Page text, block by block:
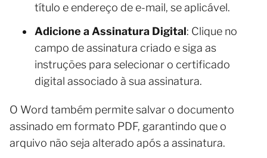
título e endereço de e-mail, se aplicável.
Adicione a Assinatura Digital: Clique no
campo de assinatura criado e siga as
instruções para selecionar o certificado
digital associado à sua assinatura.
O Word também permite salvar o documento
assinado em formato PDF, garantindo que o
arquivo não seja alterado após a assinatura.